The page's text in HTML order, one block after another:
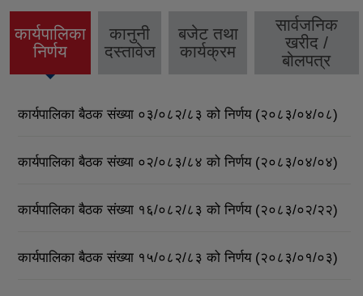
कार्यपालिका
निर्णय
(active
कानुनी
दस्तावेज
बजेट तथा
कार्यक्रम
सार्वजनिक
खरीद /
बोलपत्र
कार्यपालिका बैठक संख्या ०३/०८२/८३ को निर्णय (२०८३/०४/०८)
कार्यपालिका बैठक संख्या ०२/०८३/८४ को निर्णय (२०८३/०४/०४)
कार्यपालिका बैठक संख्या १६/०८२/८३ को निर्णय (२०८३/०२/२२)
कार्यपालिका बैठक संख्या १५/०८२/८३ को निर्णय (२०८३/०१/०३)